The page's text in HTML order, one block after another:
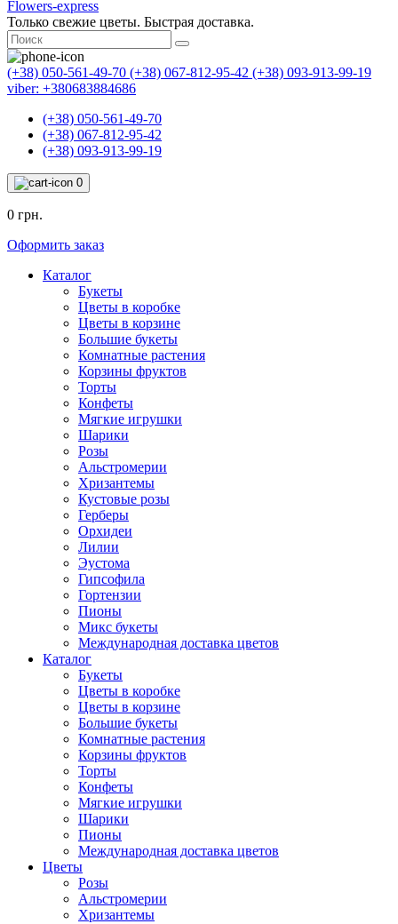
Flowers-express
Только свежие цветы. Быстрая доставка.
(+38) 050-561-49-70 (+38) 067-812-95-42 (+38) 093-913-99-19
viber: +380683884686
(+38) 050-561-49-70
(+38) 067-812-95-42
(+38) 093-913-99-19
0
0 грн.
Оформить заказ
Каталог
Букеты
Цветы в коробке
Цветы в корзине
Большие букеты
Комнатные растения
Корзины фруктов
Торты
Конфеты
Мягкие игрушки
Шарики
Розы
Альстромерии
Хризантемы
Кустовые розы
Герберы
Орхидеи
Лилии
Эустома
Гипсофила
Гортензии
Пионы
Микс букеты
Международная доставка цветов
Каталог
Букеты
Цветы в коробке
Цветы в корзине
Большие букеты
Комнатные растения
Корзины фруктов
Торты
Конфеты
Мягкие игрушки
Шарики
Пионы
Международная доставка цветов
Цветы
Розы
Альстромерии
Хризантемы